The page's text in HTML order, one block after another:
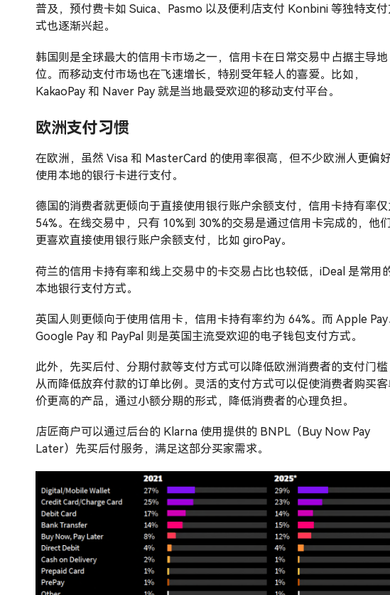
普及，预付费卡如 Suica、Pasmo 以及便利店支付 Konbini 等独特支
式也逐渐兴起。
韩国则是全球最大的信用卡市场之一，信用卡在日常交易中占据主导地
位。而移动支付市场也在飞速增长，特别受年轻人的喜爱。比如，
KakaoPay 和 Naver Pay 就是当地最受欢迎的移动支付平台。
欧洲支付习惯
在欧洲，虽然 Visa 和 MasterCard 的使用率很高，但不少欧洲人更偏
使用本地的银行卡进行支付。
德国的消费者就更倾向于直接使用银行账户余额支付，信用卡持有率
54%。在线交易中，只有 10%到 30%的交易是通过信用卡完成的，他
更喜欢直接使用银行账户余额支付，比如 giroPay。
荷兰的信用卡持有率和线上交易中的卡交易占比也较低，iDeal 是常用
本地银行支付方式。
英国人则更倾向于使用信用卡，信用卡持有率约为 64%。而 Apple
Google Pay 和 PayPal 则是英国主流受欢迎的电子钱包支付方式。
此外，先买后付、分期付款等支付方式可以降低欧洲消费者的支付门
从而降低放弃付款的订单比例。灵活的支付方式可以促使消费者购买
价更高的产品，通过小额分期的形式，降低消费者的心理负担。
店匠商户可以通过后台的 Klarna 使用提供的 BNPL（Buy Now Pay
Later）先买后付服务，满足这部分买家需求。